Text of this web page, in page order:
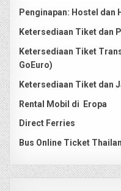
Penginapan: Hostel dan
Ketersediaan Tiket dan
Ketersediaan Tiket
GoEuro)
Ketersediaan Tiket dan
Rental Mobil di Eropa
Direct Ferries
Bus Online Ticket